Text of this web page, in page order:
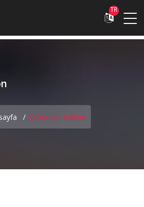
TR
Çukurova Balkon